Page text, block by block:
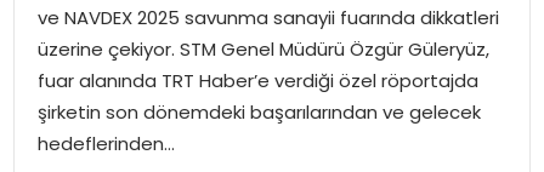
SPOR
YAŞAM
ve NAVDEX 2025 savunma sanayii fuarında dikkatleri
üzerine çekiyor. STM Genel Müdürü Özgür Güleryüz,
fuar alanında TRT Haber’e verdiği özel röportajda
şirketin son dönemdeki başarılarından ve gelecek
hedeflerinden…